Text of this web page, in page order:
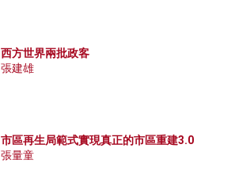
西方世界兩批政客
張建雄
市區再生局範式實現真正的市區重建3.0
張量童